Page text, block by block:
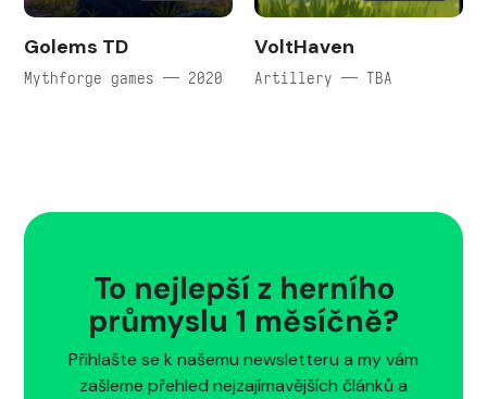
Golems TD
Mythforge games — 2020
VoltHaven
Artillery — TBA
To nejlepší z herního
průmyslu 1 měsíčně?
Přihlašte se k našemu newsletteru a my vám
zašleme přehled nejzajímavějších článků a